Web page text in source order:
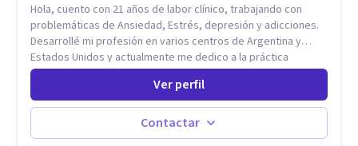
Hola, cuento con 21 años de labor clínico, trabajando con
problemáticas de Ansiedad, Estrés, depresión y adicciones.
Desarrollé mi profesión en varios centros de Argentina y
Estados Unidos y actualmente me dedico a la práctica
privada. Utilizo terapias cognitivas conductuales basadas en
evidencia científica con comprobados resultados. Los
objetivos terapéuticos están centrados en brindar
herramientas concretas para el cambio, que permitan
desarrollar nuevas habilidades y estrategias basadas en la
Ver perfil
Contactar